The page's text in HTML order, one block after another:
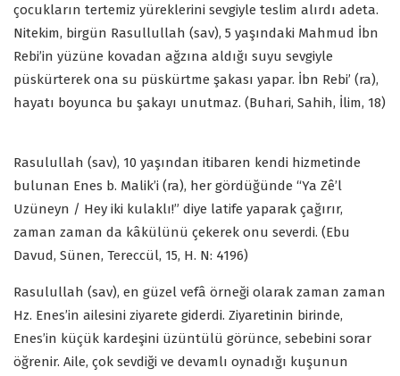
çocukların tertemiz yüreklerini sevgiyle teslim alırdı adeta.
Nitekim, birgün Rasullullah (sav), 5 yaşındaki Mahmud İbn
Rebi’in yüzüne kovadan ağzına aldığı suyu sevgiyle
püskürterek ona su püskürtme şakası yapar. İbn Rebi’ (ra),
hayatı boyunca bu şakayı unutmaz. (Buhari, Sahih, İlim, 18)
Rasulullah (sav), 10 yaşından itibaren kendi hizmetinde
bulunan Enes b. Malik’i (ra), her gördüğünde “Ya Zê’l
Uzüneyn / Hey iki kulaklı!” diye latife yaparak çağırır,
zaman zaman da kâkülünü çekerek onu severdi. (Ebu
Davud, Sünen, Tereccül, 15, H. N: 4196)
Rasulullah (sav), en güzel vefâ örneği olarak zaman zaman
Hz. Enes’in ailesini ziyarete giderdi. Ziyaretinin birinde,
Enes’in küçük kardeşini üzüntülü görünce, sebebini sorar
öğrenir. Aile, çok sevdiği ve devamlı oynadığı kuşunun